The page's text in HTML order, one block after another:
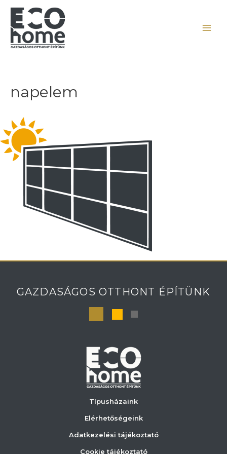
napelem
GAZDASÁGOS OTTHONT ÉPÍTÜNK
Típusházaink
Elérhetőségeink
Adatkezelési tájékoztató
Cookie tájékoztató